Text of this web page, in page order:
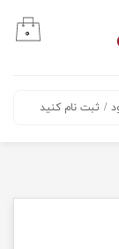
/ ثبت نام کنید
۰